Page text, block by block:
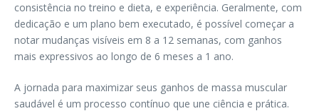
consistência no treino e dieta, e experiência. Geralmente, com
dedicação e um plano bem executado, é possível começar a
notar mudanças visíveis em 8 a 12 semanas, com ganhos
mais expressivos ao longo de 6 meses a 1 ano.
A jornada para maximizar seus ganhos de massa muscular
saudável é um processo contínuo que une ciência e prática.